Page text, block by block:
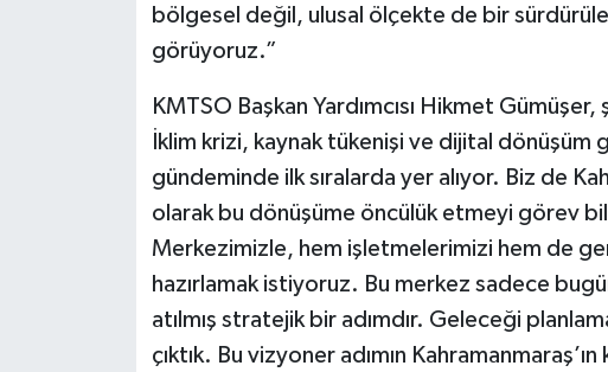
bölgesel değil, ulusal ölçekte de bir
görüyoruz.”
KMTSO Başkan Yardımcısı Hikmet
İklim krizi, kaynak tükenişi ve dijital dönüşüm
gündeminde ilk sıralarda yer alıyor. Biz de
olarak bu dönüşüme öncülük etmeyi görev
Merkezimizle, hem işletmelerimizi hem de
hazırlamak istiyoruz. Bu merkez sadece
atılmış stratejik bir adımdır. Geleceği
çıktık. Bu vizyoner adımın